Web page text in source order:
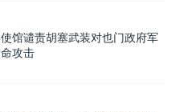
馆谴责胡塞武装对也门政府军
攻击